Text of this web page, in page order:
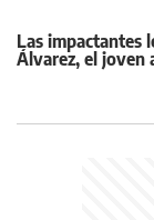
Las impactantes
Álvarez, el joven